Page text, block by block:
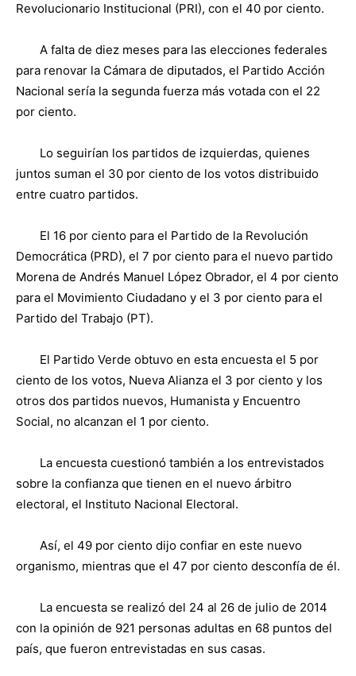
Revolucionario Institucional (PRI), con el 40 por ciento.
A falta de diez meses para las elecciones federales
para renovar la Cámara de diputados, el Partido Acción
Nacional sería la segunda fuerza más votada con el 22
por ciento.
Lo seguirían los partidos de izquierdas, quienes
juntos suman el 30 por ciento de los votos distribuido
entre cuatro partidos.
El 16 por ciento para el Partido de la Revolución
Democrática (PRD), el 7 por ciento para el nuevo partido
Morena de Andrés Manuel López Obrador, el 4 por ciento
para el Movimiento Ciudadano y el 3 por ciento para el
Partido del Trabajo (PT).
El Partido Verde obtuvo en esta encuesta el 5 por
ciento de los votos, Nueva Alianza el 3 por ciento y los
otros dos partidos nuevos, Humanista y Encuentro
Social, no alcanzan el 1 por ciento.
La encuesta cuestionó también a los entrevistados
sobre la confianza que tienen en el nuevo árbitro
electoral, el Instituto Nacional Electoral.
Así, el 49 por ciento dijo confiar en este nuevo
organismo, mientras que el 47 por ciento desconfía de él.
La encuesta se realizó del 24 al 26 de julio de 2014
con la opinión de 921 personas adultas en 68 puntos del
país, que fueron entrevistadas en sus casas.